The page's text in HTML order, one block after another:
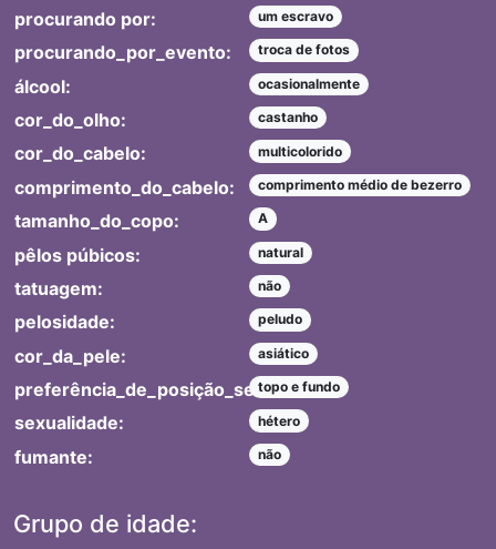
procurando por: um escravo
procurando_por_evento: troca de fotos
álcool: ocasionalmente
cor_do_olho: castanho
cor_do_cabelo: multicolorido
comprimento_do_cabelo: comprimento médio de bezerro
tamanho_do_copo: A
pêlos púbicos: natural
tatuagem: não
pelosidade: peludo
cor_da_pele: asiático
preferência_de_posição_sexual:topo e fundo
sexualidade: hétero
fumante: não
Grupo de idade: